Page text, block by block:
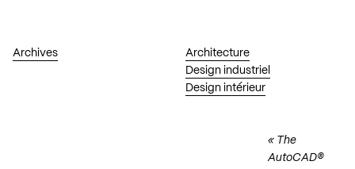
Archives
Architecture
Design industriel
Design intérieur
« The
AutoCAD®